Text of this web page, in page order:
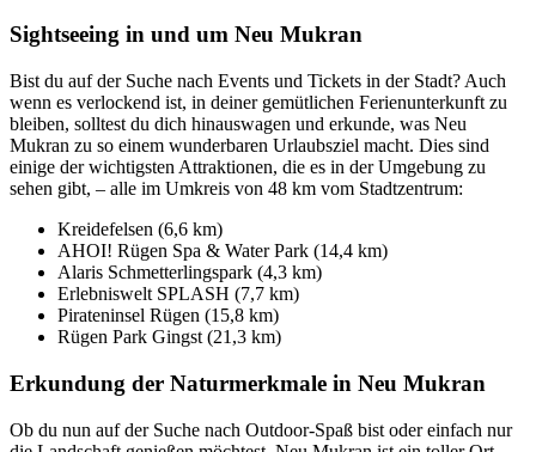
Sightseeing in und um Neu Mukran
Bist du auf der Suche nach Events und Tickets in der Stadt? Auch
wenn es verlockend ist, in deiner gemütlichen Ferienunterkunft zu
bleiben, solltest du dich hinauswagen und erkunde, was Neu
Mukran zu so einem wunderbaren Urlaubsziel macht. Dies sind
einige der wichtigsten Attraktionen, die es in der Umgebung zu
sehen gibt, – alle im Umkreis von 48 km vom Stadtzentrum:
Kreidefelsen (6,6 km)
AHOI! Rügen Spa & Water Park (14,4 km)
Alaris Schmetterlingspark (4,3 km)
Erlebniswelt SPLASH (7,7 km)
Pirateninsel Rügen (15,8 km)
Rügen Park Gingst (21,3 km)
Erkundung der Naturmerkmale in Neu Mukran
Ob du nun auf der Suche nach Outdoor-Spaß bist oder einfach nur